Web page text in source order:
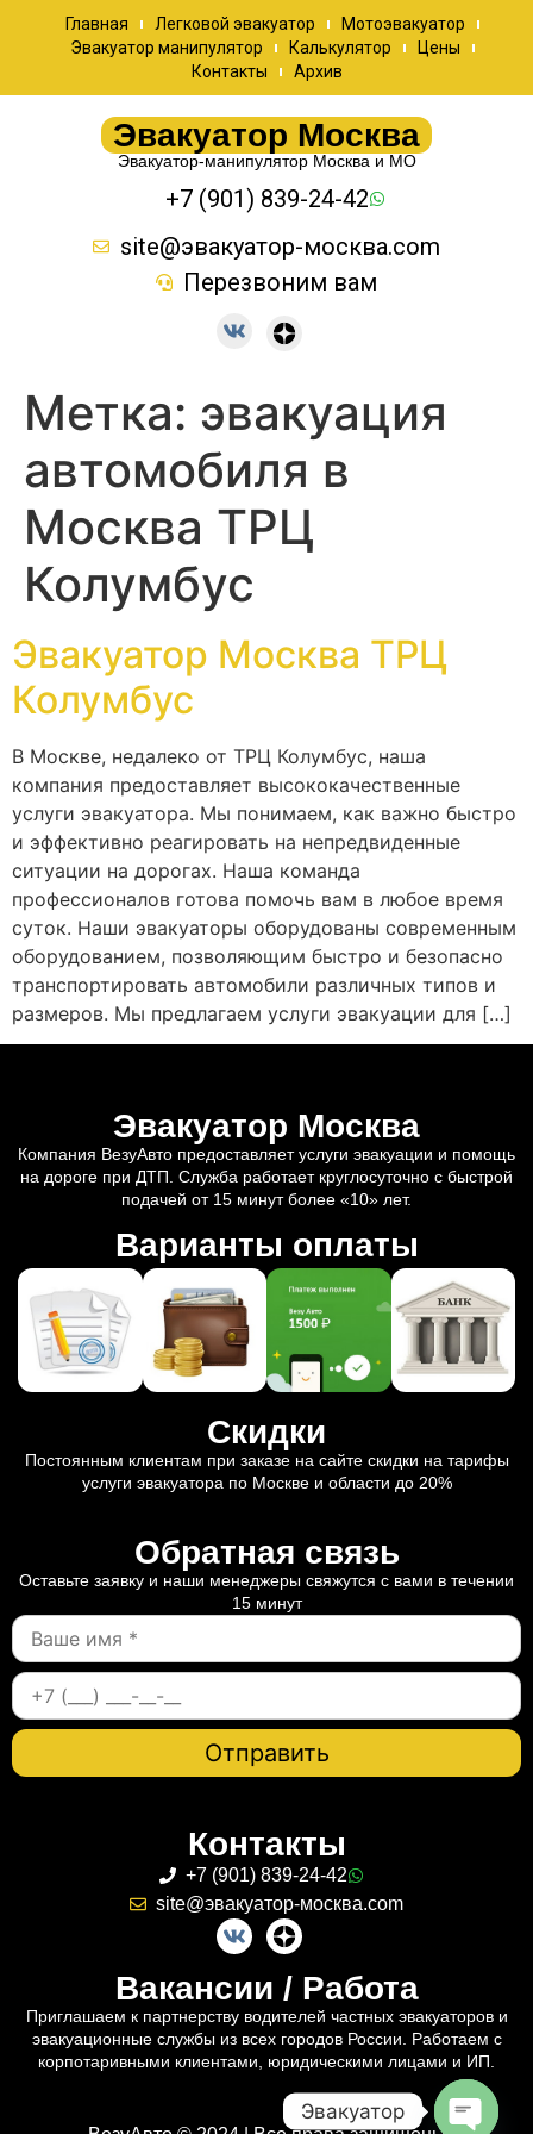
Главная Легковой эвакуатор
Мотоэвакуатор
Эвакуатор манипулятор
Калькулятор
Цены
Контакты
Архив
Эвакуатор Москва
Эвакуатор-манипулятор Москва и МО
+7 (901) 839-24-42
site@эвакуатор-москва.com
Перезвоним вам
Метка: эвакуация
автомобиля в
Москва ТРЦ
Колумбус
Эвакуатор Москва ТРЦ
Колумбус
В Москве, недалеко от ТРЦ Колумбус, наша
компания предоставляет высококачественные
услуги эвакуатора. Мы понимаем, как важно быстро
и эффективно реагировать на непредвиденные
ситуации на дорогах. Наша команда
профессионалов готова помочь вам в любое время
суток. Наши эвакуаторы оборудованы современным
оборудованием, позволяющим быстро и безопасно
транспортировать автомобили различных типов и
размеров. Мы предлагаем услуги эвакуации для […]
Эвакуатор Москва
Компания ВезуАвто предоставляет услуги эвакуации и помощь
на дороге при ДТП. Служба работает круглосуточно с быстрой
подачей от 15 минут более «10» лет.
Варианты оплаты
Скидки
Постоянным клиентам при заказе на сайте скидки на тарифы
услуги эвакуатора по Москве и области до 20%
Обратная связь
Оставьте заявку и наши менеджеры свяжутся с вами в течении
15 минут
Контакты
+7 (901) 839-24-42
site@эвакуатор-москва.com
Вакансии / Работа
Приглашаем к партнерству водителей частных эвакуаторов и
эвакуационные службы из всех городов России. Работаем с
корпотаривными клиентами, юридическими лицами и ИП.
Эвакуатор